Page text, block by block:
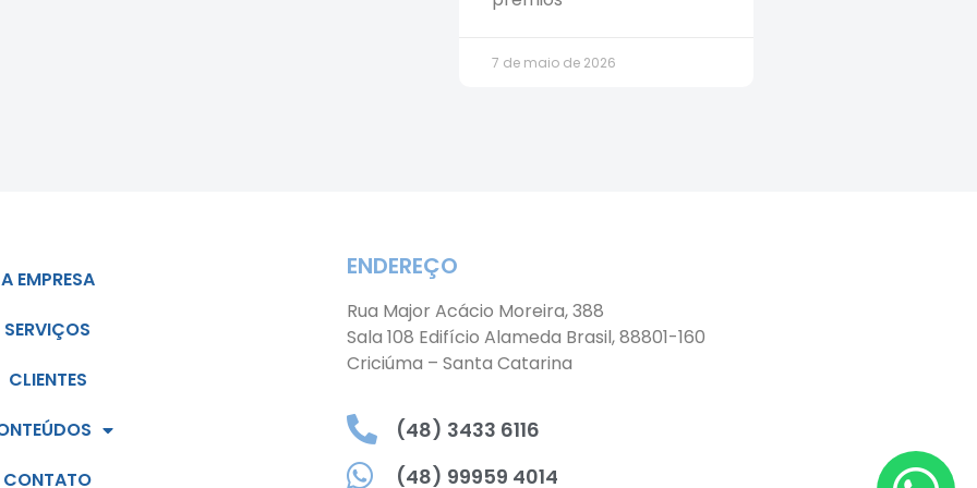
7 de maio de 2026
A EMPRESA
SERVIÇOS
CLIENTES
CONTATO
ENDEREÇO
Rua Major Acácio Moreira, 388
Sala 108 Edifício Alameda Brasil, 88801-160
Criciúma – Santa Catarina
(48) 3433 6116
(48) 99959 4014